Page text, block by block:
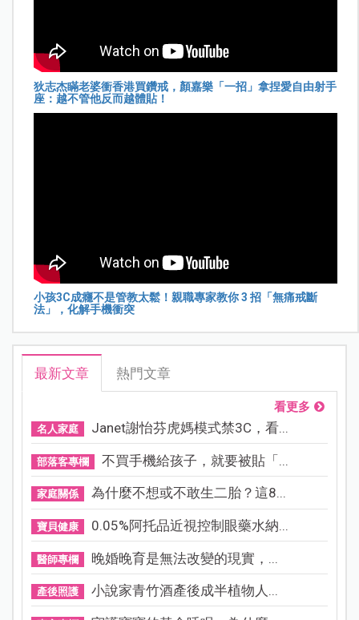
狄志杰瞞老婆衝香港買鑽戒，顏嘉樂「一招」拿捏愛自由射手
座：越不管他反而越體貼！
小孩3C成癮不是管教太鬆！親職專家教你 3 招「無痛戒斷
法」，化解手機衝突
最新文章 熱門文章
看更多
名人家庭 Janet謝怡芬虎媽模式禁3C，看...
部落客專欄 不買手機給孩子，就要被貼「...
家庭關係 為什麼不想或不敢生二胎？這8...
寶貝健康 0.05%阿托品近視控制眼藥水納...
醫師專欄 晚婚晚育是無法改變的現實，...
產後照護 小說家青竹酒產後成半植物人...